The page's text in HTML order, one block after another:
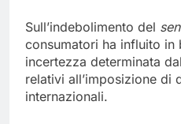
Sull’indebolimento del
consumatori ha influito in
incertezza determinata
relativi all’imposizione di
internazionali.